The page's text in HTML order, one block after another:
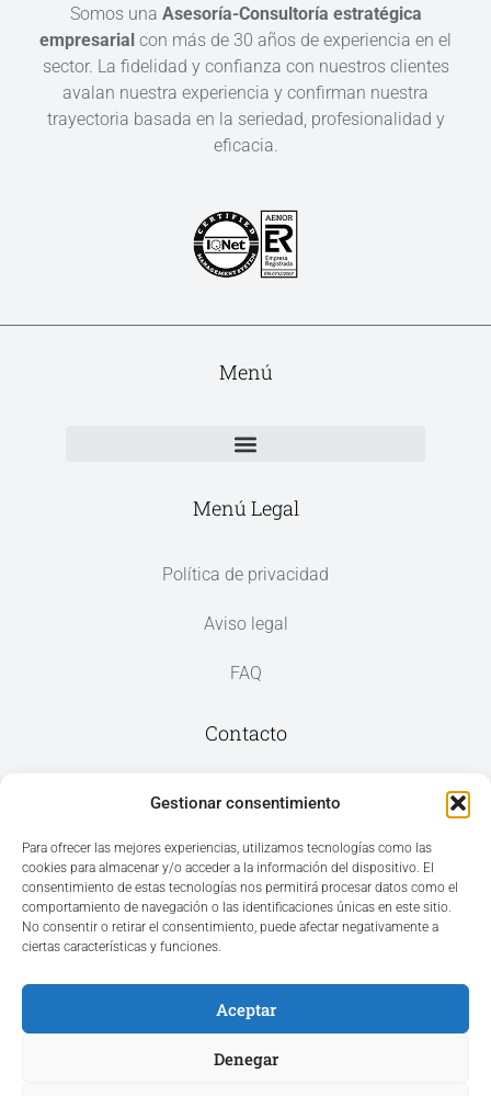
Gestionar consentimiento
Para ofrecer las mejores experiencias, utilizamos tecnologías como las
cookies para almacenar y/o acceder a la información del dispositivo. El
consentimiento de estas tecnologías nos permitirá procesar datos como el
comportamiento de navegación o las identificaciones únicas en este sitio.
No consentir o retirar el consentimiento, puede afectar negativamente a
ciertas características y funciones.
Aceptar
Denegar
Somos una Asesoría-Consultoría estratégica
empresarial con más de 30 años de experiencia en el
sector. La fidelidad y confianza con nuestros clientes
avalan nuestra experiencia y confirman nuestra
trayectoria basada en la seriedad, profesionalidad y
eficacia.
Menú
Menú Legal
Política de privacidad
Aviso legal
FAQ
Contacto
Av. del Mar, 59, 03187 Los Montesinos,
+34 965 207 262
hola@azvconsulting.com
Acceso área privada